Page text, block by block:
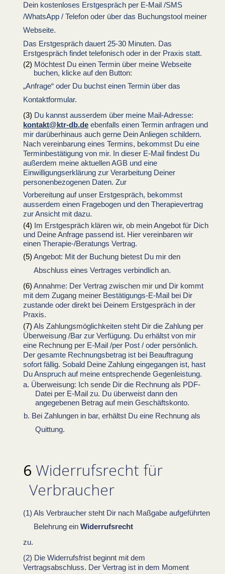
Dein kostenloses Erstgespräch per E-Mail /SMS
/WhatsApp / Telefon oder über das Buchungstool meiner
Webseite.
Das Erstgespräch dauert 25-30 Minuten. Das
Erstgespräch findet telefonisch oder in der Praxis statt.
Möchtest Du einen Termin über meine Webseite
buchen, klicke auf den Button:
„Anfrage“ oder Du buchst einen Termin über das
Kontaktformular.
Du kannst ausserdem über meine Mail-Adresse:
kontakt@ktr-db.de ebenfalls einen Termin anfragen und
mir darüberhinaus auch gerne Dein Anliegen schildern.
Nach vereinbarung eines Termins, bekommst Du eine
Terminbestätigung von mir. In dieser E-Mail findest Du
außerdem meine aktuellen AGB und eine
Einwilligungserklärung zur Verarbeitung Deiner
personenbezogenen Daten. Zur
Vorbereitung auf unser Erstgespräch, bekommst
ausserdem einen Fragebogen und den Therapievertrag
zur Ansicht mit dazu.
Im Erstgespräch klären wir, ob mein Angebot für Dich
und Deine Anfrage passend ist. Hier vereinbaren wir
einen Therapie-/Beratungs Vertrag.
Angebot: Mit der Buchung bietest Du mir den
Abschluss eines Vertrages verbindlich an.
Annahme: Der Vertrag zwischen mir und Dir kommt
mit dem Zugang meiner Bestätigungs-E-Mail bei Dir
zustande oder direkt bei Deinem Erstgespräch in der
Praxis.
Als Zahlungsmöglichkeiten steht Dir die Zahlung per
Überweisung /Bar zur Verfügung. Du erhältst von mir
eine Rechnung per E-Mail /per Post / oder persönlich.
Der gesamte Rechnungsbetrag ist bei Beauftragung
sofort fällig. Sobald Deine Zahlung eingegangen ist, hast
Du Anspruch auf meine entsprechende Gegenleistung.
Überweisung: Ich sende Dir die Rechnung als PDF-
Datei per E-Mail zu. Du überweist dann den
angegebenen Betrag auf mein Geschäftskonto.
Bei Zahlungen in bar, erhältst Du eine Rechnung als
Quittung.
Widerrufsrecht für
Verbraucher
Als Verbraucher steht Dir nach Maßgabe aufgeführten
Belehrung einWiderrufsrecht
zu.
Die Widerrufsfrist beginnt mit dem
Vertragsabschluss. Der Vertrag ist in dem Moment